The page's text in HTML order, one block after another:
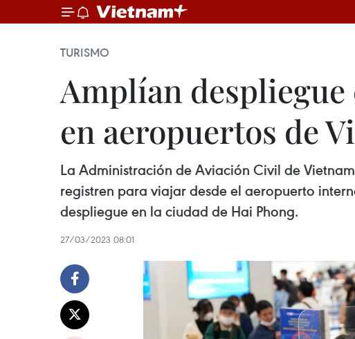
TURISMO
Amplían
en aeropuertos de
La Administración de Aviación Civil de
registren para viajar desde el aeropuerto
despliegue en la ciudad de Hai Phong.
27/03/2023 08:01